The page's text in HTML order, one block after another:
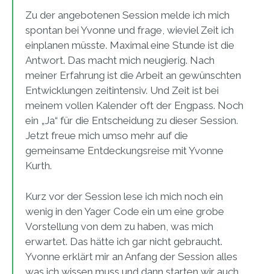
Zu der angebotenen Session melde ich mich
spontan bei Yvonne und frage, wieviel Zeit ich
einplanen müsste. Maximal eine Stunde ist die
Antwort. Das macht mich neugierig. Nach
meiner Erfahrung ist die Arbeit an gewünschten
Entwicklungen zeitintensiv. Und Zeit ist bei
meinem vollen Kalender oft der Engpass. Noch
ein „Ja“ für die Entscheidung zu dieser Session.
Jetzt freue mich umso mehr auf die
gemeinsame Entdeckungsreise mit Yvonne
Kurth.
Kurz vor der Session lese ich mich noch ein
wenig in den Yager Code ein um eine grobe
Vorstellung von dem zu haben, was mich
erwartet. Das hätte ich gar nicht gebraucht.
Yvonne erklärt mir an Anfang der Session alles
was ich wissen muss und dann starten wir auch